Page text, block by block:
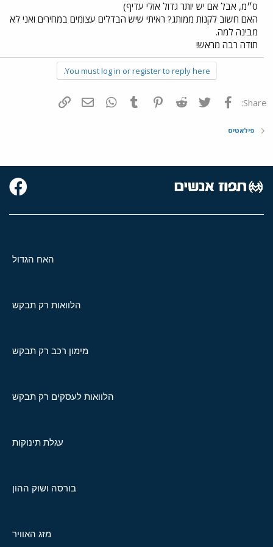
ס״מ, אבל אם יש יותר גדול אולי עדיף)
האם חשוב לקנות ממותג? ראיתי שיש הבדלים עצומים במחירים ואני לא
מבינה למה.
תודה רבה מראש!
You must log in or register to reply here.
Share: פייסבוק Twitter
Reddit
Pinterest
Tumblr
WhatsAppדואר אלקטרוני
פילאטיס
האח הגדול
הלוואות רק תבקש
מימון רכב רק תבקש
הלוואות לעסקים רק תבקש
עגלת תינוקות
בורסה ושוק ההון
מזג האוויר